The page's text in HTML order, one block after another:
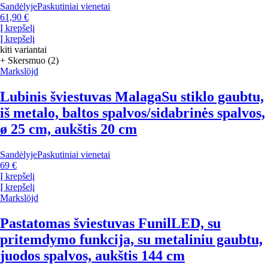
SandėlyjePaskutiniai vienetai
61,90 €
Į krepšelį
Į krepšelį
kiti variantai
+ Skersmuo (2)
Markslöjd
Lubinis šviestuvas MalagaSu stiklo gaubtu,
iš metalo, baltos spalvos/sidabrinės spalvos,
ø 25 cm, aukštis 20 cm
SandėlyjePaskutiniai vienetai
69 €
Į krepšelį
Į krepšelį
Markslöjd
Pastatomas šviestuvas FunilLED, su
pritemdymo funkcija, su metaliniu gaubtu,
juodos spalvos, aukštis 144 cm